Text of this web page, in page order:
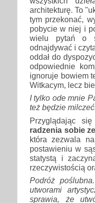
architekturę. To
tym przekonać,
pobycie w niej i
wielu pytań o
odnajdywać i
oddał do
odpowiednie
ignoruje bowiem
Witkacym, lecz
I tylko ode mnie
też będzie
Przyglądając
radzenia sobie
która zezwala
postawieniu w
statystą i
rzeczywistością
Podróż
utworami
sprawia, że